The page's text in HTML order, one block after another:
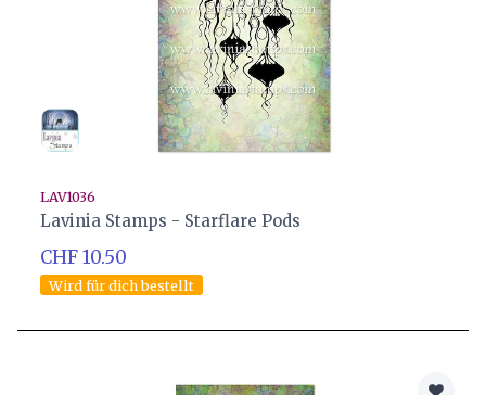
LAV1036
Lavinia Stamps - Starflare Pods
CHF 10.50
Wird für dich bestellt